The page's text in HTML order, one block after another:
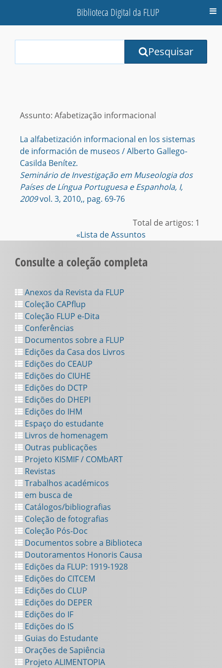
Biblioteca Digital da FLUP
Terms:
Pesquisar
Assunto: Afabetização informacional
La alfabetización informacional en los sistemas
de información de museos / Alberto Gallego-
Casilda Benítez.
Seminário de Investigação em Museologia dos
Países de Língua Portuguesa e Espanhola, I,
2009vol. 3, 2010,, pag. 69-76
Total de artigos: 1
«Lista de Assuntos
Consulte a coleção completa
Anexos da Revista da FLUP
Coleção CAPflup
Coleção FLUP e-Dita
Conferências
Documentos sobre a FLUP
Edições da Casa dos Livros
Edições do CEAUP
Edições do CIUHE
Edições do DCTP
Edições do DHEPI
Edições do IHM
Espaço do estudante
Livros de homenagem
Outras publicações
Projeto KISMIF / COMbART
Revistas
Trabalhos académicos
em busca de
Catálogos/bibliografias
Coleção de fotografias
Coleção Pós-Doc
Documentos sobre a Biblioteca
Doutoramentos Honoris Causa
Edições da FLUP: 1919-1928
Edições do CITCEM
Edições do CLUP
Edições do DEPER
Edições do IF
Edições do IS
Guias do Estudante
Orações de Sapiência
Projeto ALIMENTOPIA